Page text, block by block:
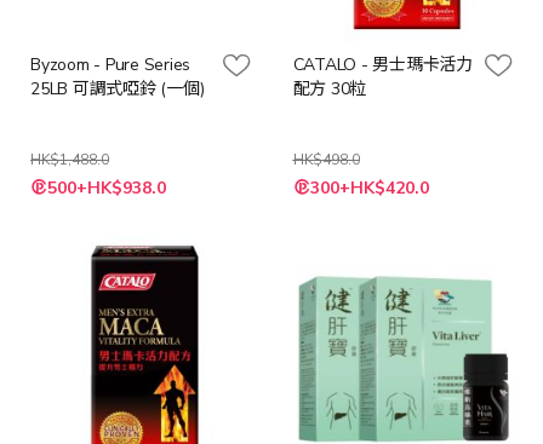
Byzoom - Pure Series
25LB 可調式啞鈴 (一個)
HK$1,488.0
特
殊 500+HK$938.0
CATALO - 男士瑪卡活力
配方 30粒
HK$498.0
特
殊 300+HK$420.0